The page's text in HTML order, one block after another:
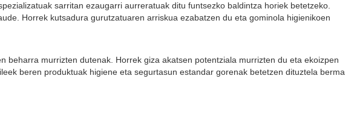
sarritan ezaugarri aurreratuak ditu funtsezko baldintza horiek betetzeko.
Horrek kutsadura gurutzatuaren arriskua ezabatzen du eta gominola higienikoen
murrizten dutenak. Horrek giza akatsen potentziala murrizten du eta ekoizpen
beren produktuak higiene eta segurtasun estandar gorenak betetzen dituztela berma